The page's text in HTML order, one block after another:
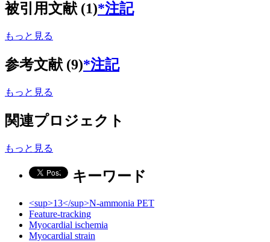
被引用文献 (1)*注記
もっと見る
参考文献 (9)*注記
もっと見る
関連プロジェクト
もっと見る
キーワード
<sup>13</sup>N-ammonia PET
Feature-tracking
Myocardial ischemia
Myocardial strain